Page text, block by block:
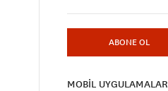
ABONE OL
MOBİL UYGULAMALAR